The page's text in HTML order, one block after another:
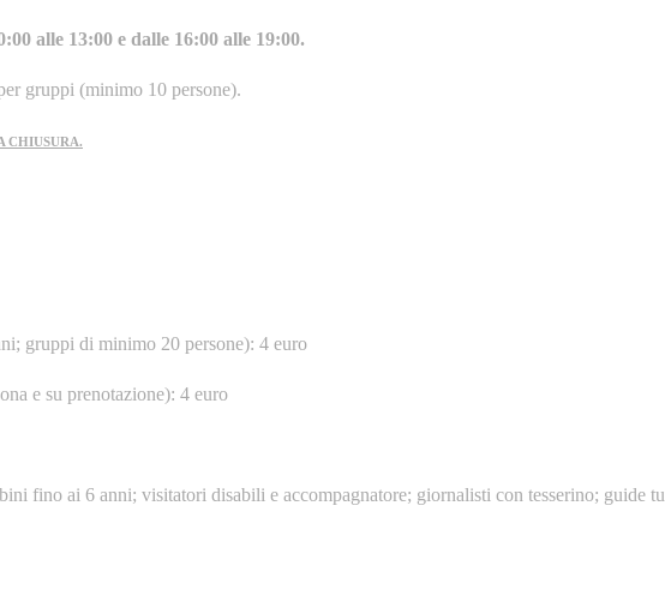
alle 13:00 e dalle 16:00 alle 19:00.
gruppi (minimo 10 persone).
CHIUSURA.
gruppi di minimo 20 persone): 4 euro
e su prenotazione): 4 euro
fino ai 6 anni; visitatori disabili e accompagnatore; giornalisti con tesserino; guide